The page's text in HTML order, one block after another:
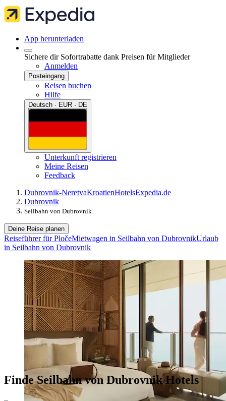
App herunterladen
Sichere dir Sofortrabatte dank Preisen für Mitglieder
Anmelden
Posteingang
Reisen buchen
Hilfe
Deutsch · EUR · DE
Unterkunft registrieren
Meine Reisen
Feedback
Dubrovnik-NeretvaKroatienHotelsExpedia.de
Dubrovnik
Seilbahn von Dubrovnik
Deine Reise planen
Reiseführer für PločeMietwagen in Seilbahn von DubrovnikUrlaub
in Seilbahn von Dubrovnik
Finde Seilbahn von Dubrovnik Hotels